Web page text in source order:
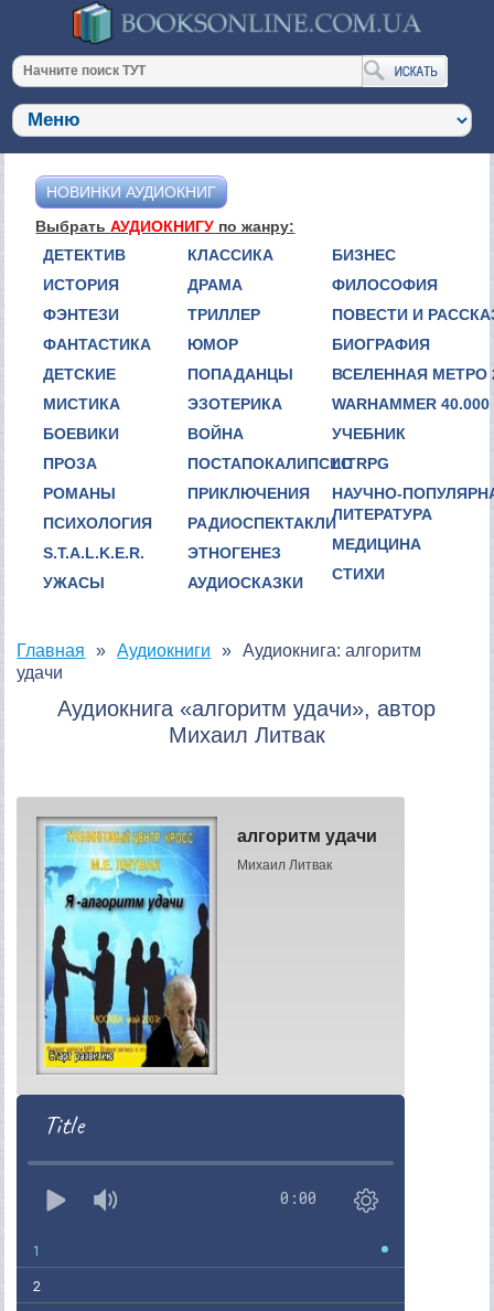
НОВИНКИ АУДИОКНИГ
ВыбратьАУДИОКНИГУ по жанру:
ДЕТЕКТИВ
ИСТОРИЯ
ФЭНТЕЗИ
ФАНТАСТИКА
ДЕТСКИЕ
МИСТИКА
БОЕВИКИ
ПРОЗА
РОМАНЫ
ПСИХОЛОГИЯ
S.T.A.L.K.E.R.
УЖАСЫ
КЛАССИКА
ДРАМА
ТРИЛЛЕР
ЮМОР
ПОПАДАНЦЫ
ЭЗОТЕРИКА
ВОЙНА
ПОСТАПОКАЛИПСИС
ПРИКЛЮЧЕНИЯ
РАДИОСПЕКТАКЛИ
ЭТНОГЕНЕЗ
АУДИОСКАЗКИ
БИЗНЕС
ФИЛОСОФИЯ
ПОВЕСТИ И
БИОГРАФИЯ
ВСЕЛЕННАЯ МЕТРО
WARHAMMER 40.000
УЧЕБНИК
LITRPG
НАУЧНО-
ЛИТЕРАТУРА
МЕДИЦИНА
СТИХИ
Главная Аудиокниги
Аудиокнига: алгоритм
удачи
Аудиокнига «алгоритм удачи», автор
Михаил Литвак
алгоритм удачи
Михаил Литвак
Title
0:00
1
2